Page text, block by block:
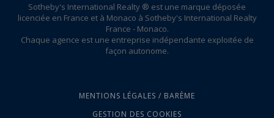
Sotheby's International Realty ® est une marque déposée
licenciée en France et à Monaco à Sotheby's International Realty
France - Monaco.
Chaque agence est une entreprise indépendante exploitée de
façon autonome.
MENTIONS LÉGALES / BARÈME
GESTION DES COOKIES